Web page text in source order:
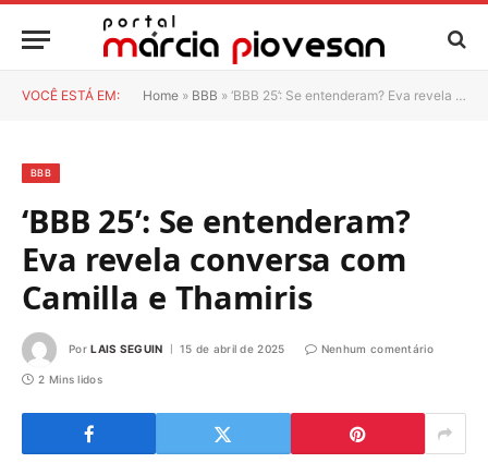
VOCÊ ESTÁ EM: Home » BBB » ‘BBB 25’: Se entenderam? Eva revela conversa com Camilla e Thamiris
BBB
‘BBB 25’: Se entenderam?
Eva revela conversa com
Camilla e Thamiris
Por LAIS SEGUIN 15 de abril de 2025 Nenhum comentário
2 Mins lidos